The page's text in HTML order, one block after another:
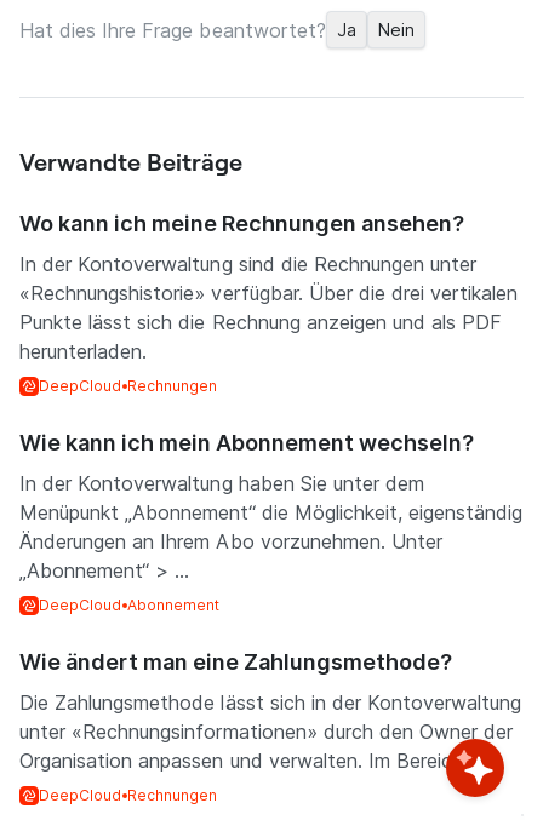
Hat dies Ihre Frage beantwortet? Ja Nein
Verwandte Beiträge
Wo kann ich meine Rechnungen ansehen?
In der Kontoverwaltung sind die Rechnungen unter
«Rechnungshistorie» verfügbar. Über die drei vertikalen
Punkte lässt sich die Rechnung anzeigen und als PDF
herunterladen.
DeepCloud Rechnungen
Wie kann ich mein Abonnement wechseln?
In der Kontoverwaltung haben Sie unter dem
Menüpunkt „Abonnement“ die Möglichkeit, eigenständig
Änderungen an Ihrem Abo vorzunehmen. Unter
„Abonnement“ > ...
DeepCloud Abonnement
Wie ändert man eine Zahlungsmethode?
Die Zahlungsmethode lässt sich in der Kontoverwaltung
unter «Rechnungsinformationen» durch den Owner der
Organisation anpassen und verwalten. Im Bereich ...
DeepCloud Rechnungen